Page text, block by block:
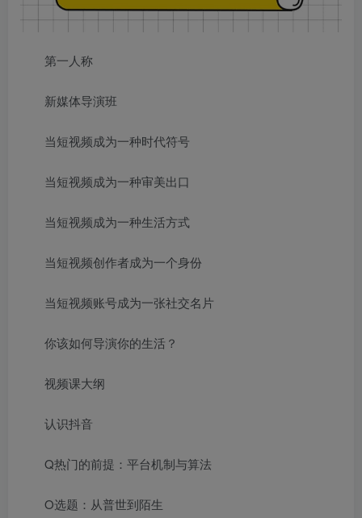
第一人称
新媒体导演班
当短视频成为一种时代符号
当短视频成为一种审美出口
当短视频成为一种生活方式
当短视频创作者成为一个身份
当短视频账号成为一张社交名片
你该如何导演你的生活？
视频课大纲
认识抖音
Q热门的前提：平台机制与算法
O选题：从普世到陌生